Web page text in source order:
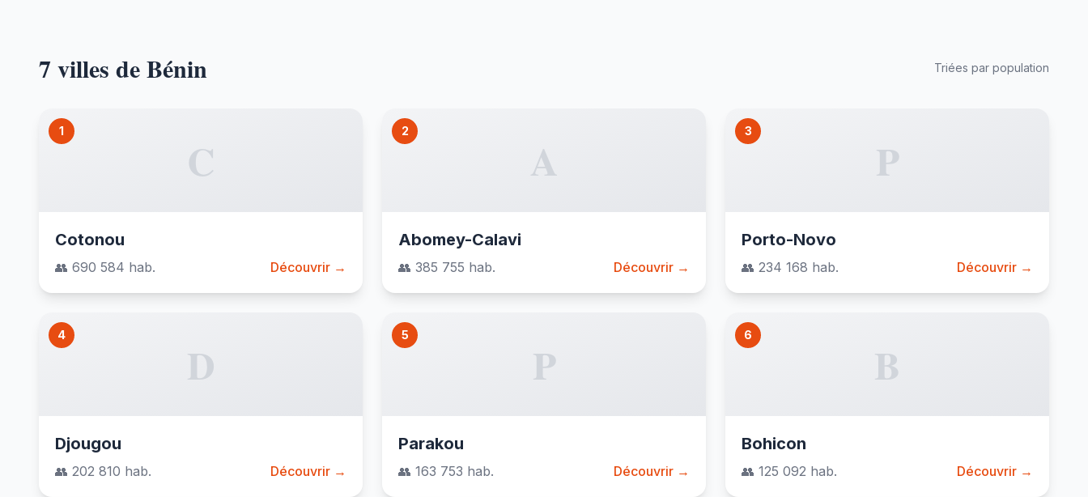
7 villes de Bénin Triées par population
1
C
Cotonou
👥 690 584 hab. Découvrir →
2
A
Abomey-Calavi
👥 385 755 hab. Découvrir →
3
P
Porto-Novo
👥 234 168 hab. Découvrir →
4
D
Djougou
👥 202 810 hab. Découvrir →
5
P
Parakou
👥 163 753 hab. Découvrir →
6
B
Bohicon
👥 125 092 hab. Découvrir →